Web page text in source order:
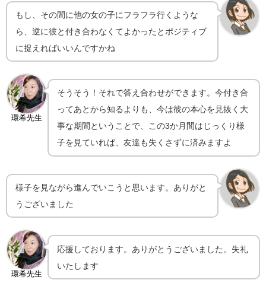
もし、その間に他の女の子にフラフラ行くような
ら、逆に彼と付き合わなくてよかったとポジティブ
に捉えればいいんですかね
環希先生
そうそう！それで答え合わせができます。今付き合
ってあとから知るよりも、今は彼の本心を見抜く大
事な期間ということで、この3か月間はじっくり様
子を見ていれば、友達も失くさずに済みますよ
様子を見ながら進んでいこうと思います。ありがと
うございました
環希先生
応援しております。ありがとうございました。失礼
いたします